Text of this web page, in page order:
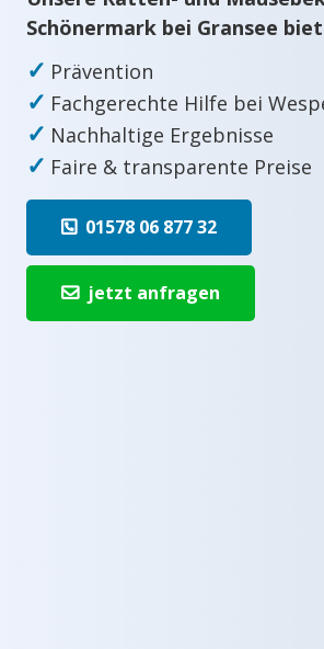
Schönermark bei Gransee
✓ Prävention
✓ Fachgerechte Hilfe bei
✓ Nachhaltige Ergebnisse
✓ Faire & transparente Preise
01578 06 877 32
jetzt anfragen